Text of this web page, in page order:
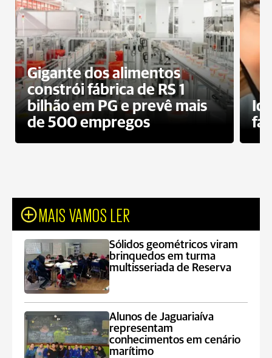
Gigante dos alimentos
constrói fábrica de RS 1
bilhão em PG e prevê mais
de 500 empregos
MAIS VAMOS LER
Sólidos geométricos viram
brinquedos em turma
multisseriada de Reserva
Alunos de Jaguariaíva
representam
conhecimentos em cenário
marítimo